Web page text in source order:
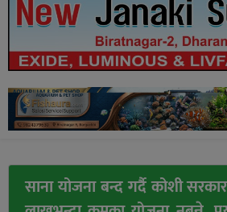
साना योजना बन्द गर्दै कोशी